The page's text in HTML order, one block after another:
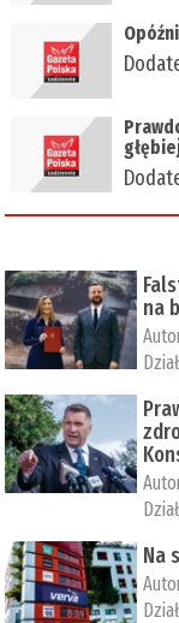
na
Na